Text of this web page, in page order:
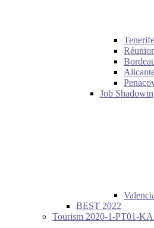
Tenerife
Job
BEST 2022
Tourism 2020-1-PT01-